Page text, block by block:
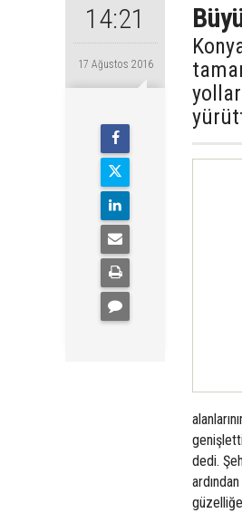
14:21
17 Ağustos 2016
dedi.